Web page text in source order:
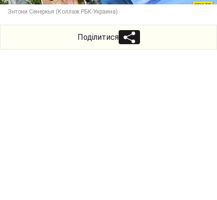
Энтони Сенеркья (Коллаж РБК-Украина)
Поділитися